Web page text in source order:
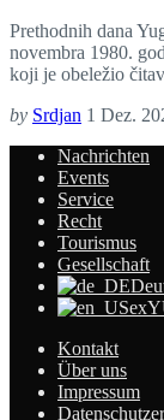
Prethodnih dana
novembra 1980.
koji je obeležio
by Srdjan 1 Dez.
Nachrichten
Events
Service
Recht
Tourismus
Gesellschaft
Kontakt
Über uns
Impressum